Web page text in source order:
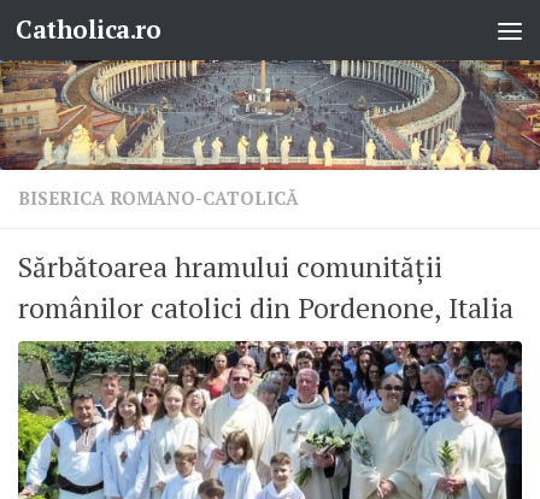
Skip to content
Catholica.ro
BISERICA ROMANO-CATOLICĂ
Sărbătoarea hramului comunității
românilor catolici din Pordenone, Italia